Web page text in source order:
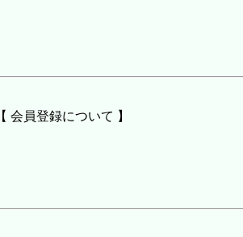
【 会員登録について 】